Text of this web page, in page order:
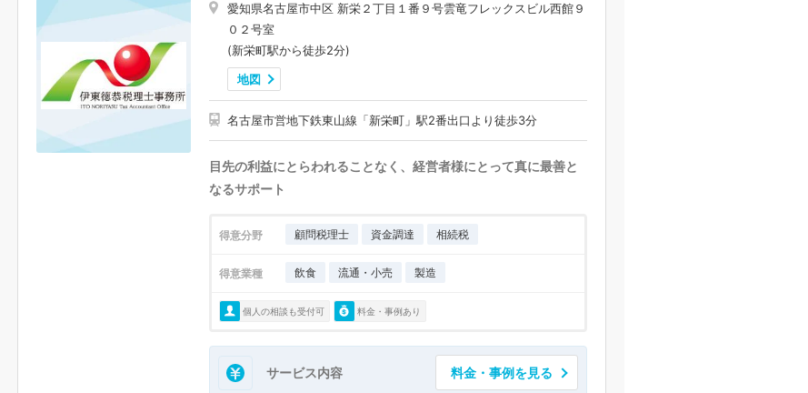
愛知県名古屋市中区 新栄２丁目１番９号雲竜フレックスビル西館９
０２号室
(新栄町駅から徒歩2分)
地図
名古屋市営地下鉄東山線「新栄町」駅2番出口より徒歩3分
目先の利益にとらわれることなく、経営者様にとって真に最善と
なるサポート
得意分野 顧問税理士 資金調達 相続税
得意業種 飲食 流通・小売 製造
個人の相談も受付可 料金・事例あり
サービス内容 料金・事例を見る